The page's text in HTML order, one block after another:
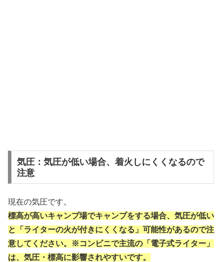
気圧：気圧が低い場合、着火しにくくなるので
注意
現在の気圧です。
標高が高いキャンプ場でキャンプをする場合、気圧が低い
と「ライターの火が付きにくくなる」可能性があるので注
意してください。※コンビニで主流の「電子式ライター」
は、気圧・標高に影響されやすいです。